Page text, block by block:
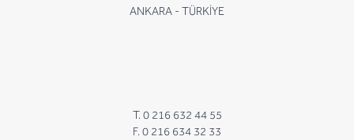
ANKARA - TÜRKİYE
T. 0 216 632 44 55
F. 0 216 634 32 33